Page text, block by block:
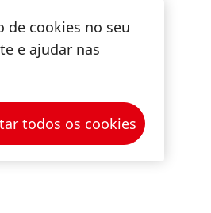
de cookies no seu
e ajudar nas
todos os cookies